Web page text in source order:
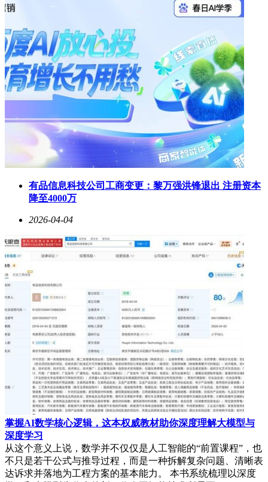
有品信息科技公司工商变更：黎万强洪锋退出 注册资本
降至4000万
2026-04-04
掌握AI数学核心逻辑，这本权威教材助你深度理解大模型与
深度学习
从这个意义上说，数学并不仅仅是人工智能的“前置课程”，也
不只是若干公式与推导过程，而是一种拆解复杂问题、清晰表
达诉求并落地为工程方案的基本能力。 本书系统梳理以深度